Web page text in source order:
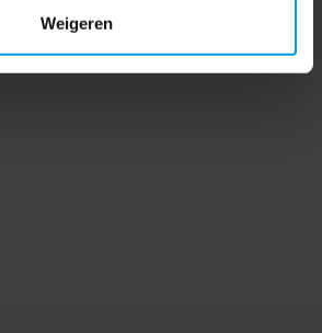
Weigeren
0 beoordeling(en)